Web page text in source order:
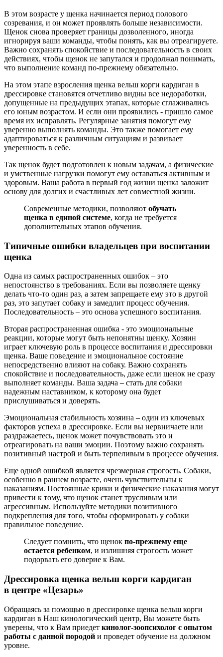
В этом возрасте у щенка начинается период полового
созревания, и он может проявлять больше независимости.
Щенок снова проверяет границы дозволенного, иногда
игнорируя ваши команды, чтобы понять, как вы отреагируете.
Важно сохранять спокойствие и последовательность в своих
действиях, чтобы щенок не запутался и продолжал понимать,
что выполнение команд по-прежнему обязательно.
На этом этапе взросления щенка вельш корги кардиган в
дрессировке становятся отчетливо видны все недоработки,
допущенные на предыдущих этапах, которые сглаживались
его юным возрастом. И если они проявились - пришло самое
время их исправлять. Регулярные занятия помогут ему
уверенно выполнять команды. Это также помогает ему
адаптироваться к различным ситуациям и развивает
уверенность в себе.
Так щенок будет подготовлен к новым задачам, а физические
и умственные нагрузки помогут ему оставаться активным и
здоровым. Ваша работа в первый год жизни щенка заложит
основу для долгих и счастливых лет совместной жизни.
Современные методики, позволяют обучать
щенка в единой системе, когда не требуется
дополнительных этапов обучения.
Типичные ошибки владельцев при воспитании
щенка
Одна из самых распространенных ошибок – это
непостоянство в требованиях. Если вы позволяете щенку
делать что-то один раз, а затем запрещаете ему это в другой
раз, это запутает собаку и замедлит процесс обучения.
Последовательность – это основа успешного воспитания.
Вторая распространенная ошибка - это эмоциональные
реакции, которые могут быть непонятны щенку. Хозяин
играет ключевую роль в процессе воспитания и дрессировки
щенка. Ваше поведение и эмоциональное состояние
непосредственно влияют на собаку. Важно сохранять
спокойствие и последовательность, даже если щенок не сразу
выполняет команды. Ваша задача – стать для собаки
надежным наставником, к которому она будет
прислушиваться и доверять.
Эмоциональная стабильность хозяина – один из ключевых
факторов успеха в дрессировке. Если вы нервничаете или
раздражаетесь, щенок может почувствовать это и
отреагировать на ваши эмоции. Поэтому важно сохранять
позитивный настрой и быть терпеливым в процессе обучения.
Еще одной ошибкой является чрезмерная строгость. Собаки,
особенно в раннем возрасте, очень чувствительны к
наказаниям. Постоянные крики и физические наказания могут
привести к тому, что щенок станет трусливым или
агрессивным. Используйте методики позитивного
подкрепления для того, чтобы сформировать у собаки
правильное поведение.
Следует помнить, что щенок по-прежнему еще
остается ребенком, и излишняя строгость может
подорвать его доверие к Вам.
Дрессировка щенка вельш корги кардиган
в центре «Цезарь»
Обращаясь за помощью в дрессировке щенка вельш корги
кардиган в Наш кинологический центр, Вы можете быть
уверены, что к Вам приедет кинолог-зоопсихолог с опытом
работы с данной породой и проведет обучение на должном
уровне.